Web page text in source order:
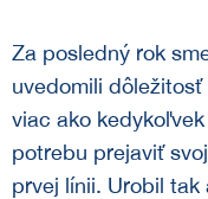
Za posledný rok
uvedomili
viac ako
potrebu prejaviť
prvej línii. Urobil tak